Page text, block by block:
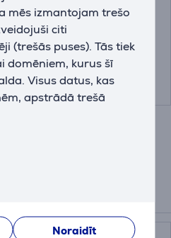
mēs izmantojam trešo
citi
(trešās puses). Tās tiek
domēniem, kurus šī
Visus datus, kas
apstrādā trešā
Noraidīt
23728
Cena:
19.99 €